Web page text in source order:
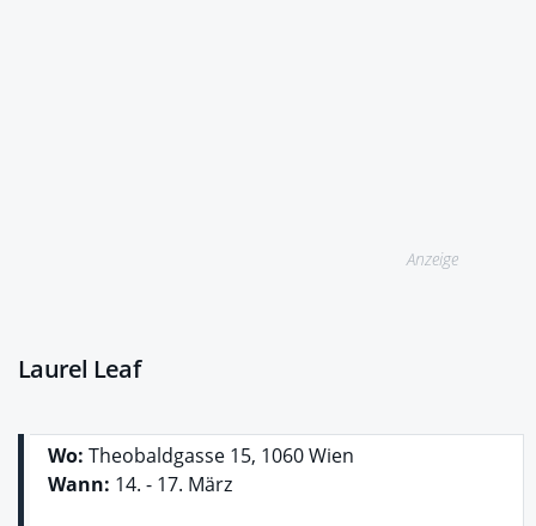
Anzeige
Laurel Leaf
Wo: Theobaldgasse 15, 1060 Wien
Wann: 14. - 17. März